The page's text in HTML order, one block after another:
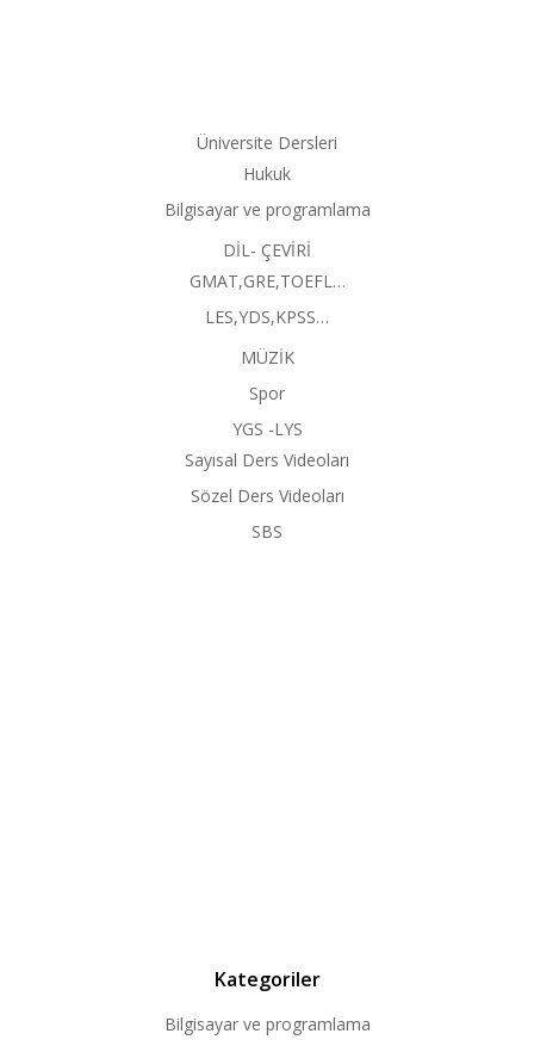
Üniversite Dersleri
Hukuk
Bilgisayar ve programlama
DİL- ÇEVİRİ
GMAT,GRE,TOEFL…
LES,YDS,KPSS…
MÜZİK
Spor
YGS -LYS
Sayısal Ders Videoları
Sözel Ders Videoları
SBS
Kategoriler
Bilgisayar ve programlama